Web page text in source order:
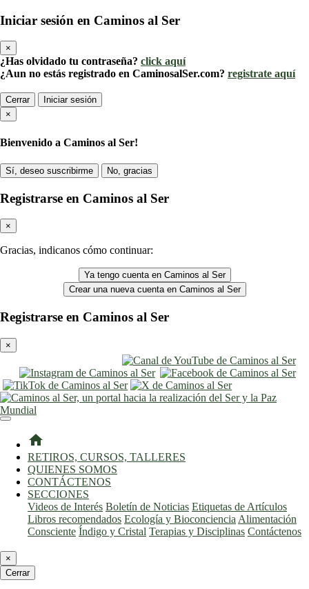
Iniciar sesión en Caminos al Ser
×
¿Has olvidado tu contraseña? click aquí
¿Aun no estás registrado en CaminosalSer.com? registrate aquí
Cerrar
Iniciar sesión
×
Bienvenido a Caminos al Ser!
Sí, deseo suscribirme No, gracias
Registrarse en Caminos al Ser
×
Gracias, indicanos cómo continuar:
Ya tengo cuenta en Caminos al Ser
Crear una nueva cuenta en Caminos al Ser
Registrarse en Caminos al Ser
×
home
RETIROS, CURSOS, TALLERES
QUIENES SOMOS
CONTÁCTENOS
SECCIONES
Videos de Interés Boletín de Noticias Etiquetas de Artículos
Libros recomendados Ecología y Bioconciencia Alimentación
Consciente Índigo y Cristal Terapias y Disciplinas Contáctenos
×
Cerrar